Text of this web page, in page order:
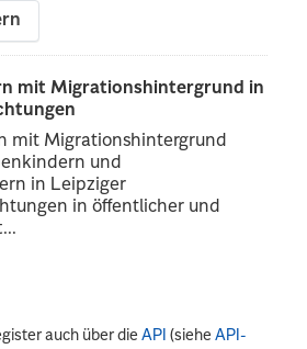
mit Migrationshintergrund in
mit Migrationshintergrund
und
in Leipziger
in öffentlicher und
auch über dieAPI (sieheAPI-